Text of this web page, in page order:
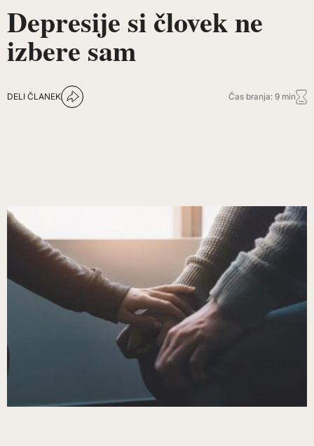
Depresije si človek ne
izbere sam
DELI ČLANEK Čas branja: 9 min